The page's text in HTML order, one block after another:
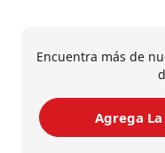
Encuentra más de
Agrega